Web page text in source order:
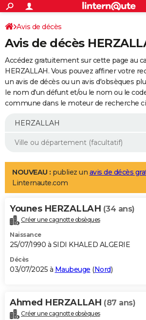
ACTUALITÉS
Politique
Société
Faits Divers
Education
Monde
Villes
+
SPORT
Coupe du monde 2026
Football
Tennis
Cyclisme
Rugby
Forum
Programme TV
TNT
Streaming
Cinéma
Sorties cinéma
Musique
+
FINANCE
Impôts
Immobilier
Risques naturels par ville
Banque
Assurance
Crédit
AUTO
Essais
Réserver un essai
Citadines
Berlines
SUV
Forum auto
+
Mobiles
Meilleur smartphone
Internet
Ordinateurs
Jeux vidéo
Guide high-tech
Aménagement intérieur
LIFESTYLE
Art de vivre
Bien-être
Loisirs
Mode
Modes de vie
Alimentation
Guide de la santé
Maladies
Médicaments
Sommeil
VOYAGE
Destinations
City break
Voyage nature
Voyage de noces
Forum
Climat
+PHOTO
GUIDES D'ACHAT
BONS PLANS
Carte de Noël
Carte Bonne année
Carte Saint-Valentin
Carte Pâques
Carte d'anniversaire
DICTIONNAIRE
Avis de décès
Avis de décès
Accédez gratuitement sur cette page au
HERZALLAH. Vous pouvez affiner votre
un avis de décès ou un avis d'obsèques
le nom d'un défunt et/ou le nom ou le
commune dans le moteur de recherche
NOUVEAU : publiez un avis de décès
Linternaute.com
Younes HERZALLAH (34 ans)
Créer une cagnotte obsèques
Naissance
25/07/1990 à SIDI KHALED ALGERIE
Décès
03/07/2025 à Maubeuge (Nord)
Ahmed HERZALLAH (87 ans)
Créer une cagnotte obsèques